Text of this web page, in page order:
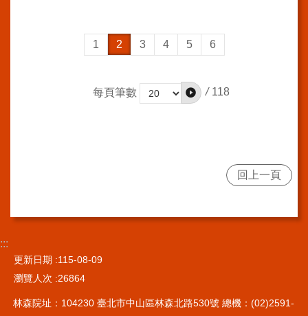
權
及
訊
1 2 3 4 5 6
每頁筆數 / 118
回上一頁
:::
更新日期
115-08-09
瀏覽人次
26864
林森院址：104230 臺北市中山區林森北路530號 總機：(02)2591-